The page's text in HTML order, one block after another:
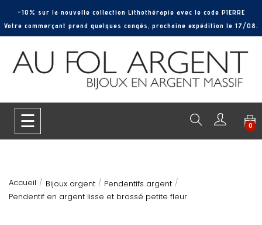
-10% sur la nouvelle collection Lithothérapie avec le code PIERRE
Votre commerçant prend quelques congés, prochaine expédition le 17/08.
Basculer
la
☰ 0
Accueil Bijoux argent
Pendentifs argent
Pendentif en argent lisse et brossé petite fleur